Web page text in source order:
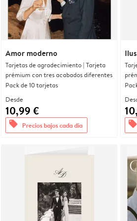
Amor moderno
Tarjetas de agradecimiento | Tarjeta
prémium con tres acabados diferentes
Pack de 10 tarjetas
Desde
10,99 €
offers Precios bajos cada día offers